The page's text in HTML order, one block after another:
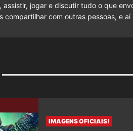
assistir, jogar e discutir tudo o que
compartilhar com outras pessoas, e
IMAGENS OFICIAIS!